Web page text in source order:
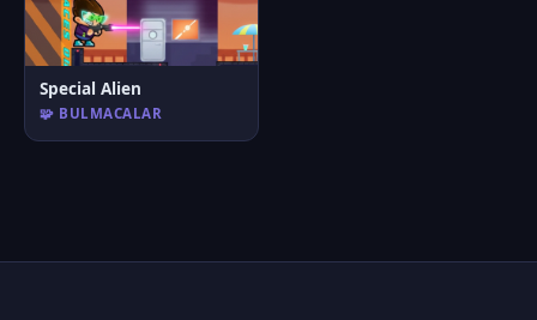
Special Alien
🧩 BULMACALAR